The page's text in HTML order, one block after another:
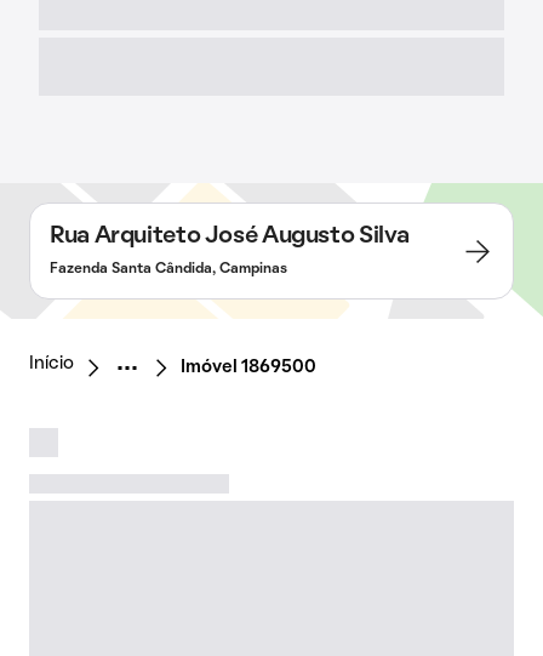
Rua Arquiteto José Augusto Silva
Fazenda Santa Cândida, Campinas
Início Imóvel 1869500